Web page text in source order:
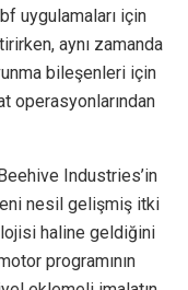
uygulamaları için
aynı zamanda
bileşenleri için
operasyonlarından
Industries’in
nesil gelişmiş itki
haline geldiğini
programının